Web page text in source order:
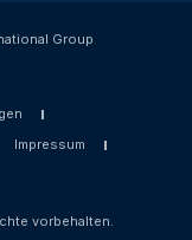
Group
Impressum
vorbehalten.